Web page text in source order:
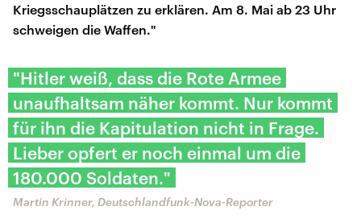
Kriegsschauplätzen zu erklären. Am 8. Mai ab 23 Uhr
schweigen die Waffen."
"Hitler weiß, dass die Rote Armee
unaufhaltsam näher kommt. Nur kommt
für ihn die Kapitulation nicht in Frage.
Lieber opfert er noch einmal um die
180.000 Soldaten."
Martin Krinner, Deutschlandfunk-Nova-Reporter